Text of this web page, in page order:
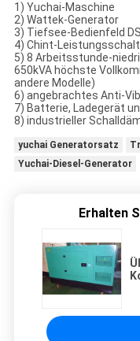
1) Yuchai-Maschine
2) Wattek-Generator
3) Tiefsee-Bedienfeld
4) Chint-
5) 8 Arbeitsstunde-
650kVA höchste
andere Modelle)
6) angebrachtes Anti-
7) Batterie, Ladegerät
8) industrieller
yuchai Generatorsatz
Yuchai-Diesel-Generator
Erhalten